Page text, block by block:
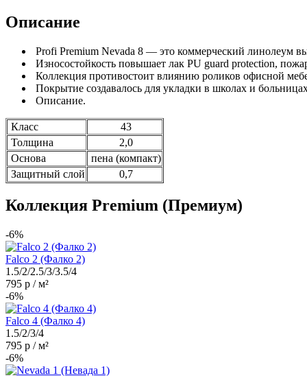
Описание
Profi Premium Nevada 8 — это коммерческий линолеум
Износостойкость повышает лак PU guard protection,
Коллекция противостоит влиянию роликов офисной
Покрытие создавалось для укладки в школах и
Описание.
Класс
43
Толщина
2,0
Основа
пена (компакт)
Защитный слой
0,7
Коллекция Premium (Премиум)
-6%
Falco 2 (Фалко 2)
1.5/2/2.5/3/3.5/4
795 р / м²
-6%
Falco 4 (Фалко 4)
1.5/2/3/4
795 р / м²
-6%